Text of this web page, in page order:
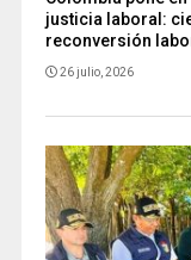
justicia laboral:
reconversión
26 julio, 2026